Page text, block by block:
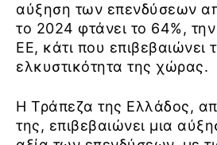
αύξηση των επενδύσεων
το 2024 φτάνει το 64%,
ΕΕ, κάτι που επιβεβαιώνει
ελκυστικότητα της χώρας.
Η Τράπεζα της Ελλάδος,
της, επιβεβαιώνει μια